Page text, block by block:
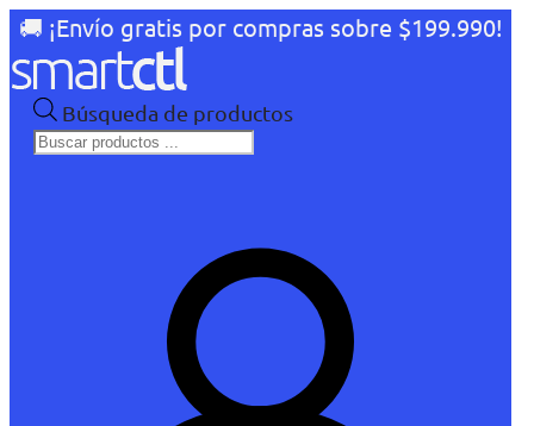
🚚 ¡Envío gratis por compras sobre $199.990!
Búsqueda de productos